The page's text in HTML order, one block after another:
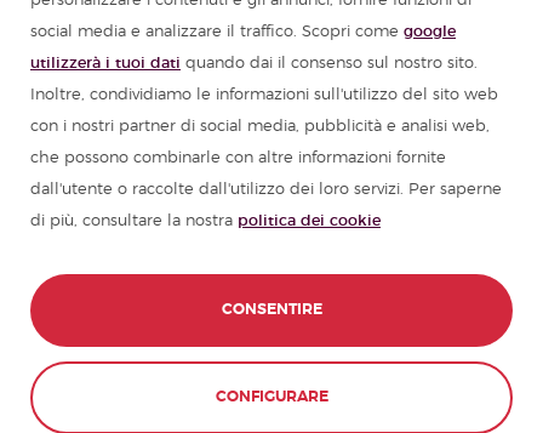
Campi estivi in Spagna
Corsi di spagnolo
Risorse per imparare lo spagnolo
Partners
Guide di viaggio in Spagna
Guide di viaggio in America Latina
social media e analizzare il traffico. Scopri come google
utilizzerà i tuoi dati quando dai il consenso sul nostro sito.
Inoltre, condividiamo le informazioni sull'utilizzo del sito web
con i nostri partner di social media, pubblicità e analisi web,
che possono combinarle con altre informazioni fornite
dall'utente o raccolte dall'utilizzo dei loro servizi. Per saperne
di più, consultare la nostra politica dei cookie
CONFIGURARE
CONSENTIRE